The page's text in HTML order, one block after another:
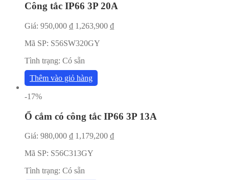
Công tắc IP66 3P 20A
Giá: 950,000 ₫ 1,263,900 ₫
Mã SP: S56SW320GY
Tình trạng: Có sẵn
Thêm vào giỏ hàng
-17%
Ổ cắm có công tắc IP66 3P 13A
Giá: 980,000 ₫ 1,179,200 ₫
Mã SP: S56C313GY
Tình trạng: Có sẵn